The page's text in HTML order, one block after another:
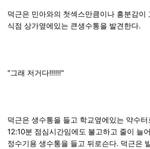
덕근은 민아와의 첫섹스만큼이나 흥분감이
식점 상가옆에있는 큰생수통을 발견한다.
"그래 저거다!!!!!!"
덕근은 생수통을 들고 학교옆에있는 약수
12:10분 점심시간임에도 불고하고 줄이 늘
정수기용 생수통을 들고 뒤로슨다. 덕근은